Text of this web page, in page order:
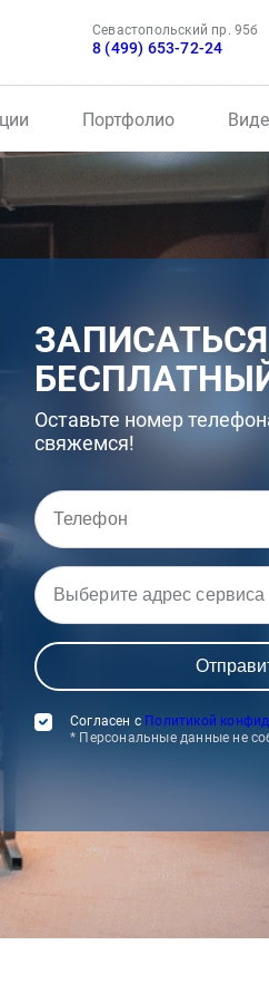
Севастопольский пр. 95б
8 (499) 653-72-24
Портфолио
Оставьте номер
свяжемся!
Выберите адрес сервиса
Согласен с Политикой
* Персональные данные не